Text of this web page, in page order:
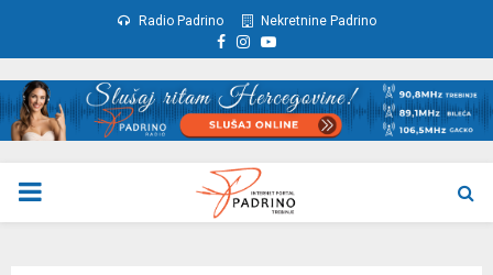
Radio Padrino Nekretnine Padrino
Facebook
Instagram
Youtube
PRIMARY